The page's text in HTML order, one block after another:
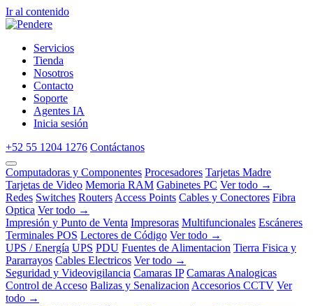
Ir al contenido
Servicios
Tienda
Nosotros
Contacto
Soporte
Agentes IA
Inicia sesión
+52 55 1204 1276 Contáctanos
Computadoras y Componentes Procesadores Tarjetas Madre
Tarjetas de Video Memoria RAM Gabinetes PC Ver todo →
Redes Switches Routers Access Points Cables y Conectores Fibra
Optica Ver todo →
Impresión y Punto de Venta Impresoras Multifuncionales Escáneres
Terminales POS Lectores de Código Ver todo →
UPS / Energía UPS PDU Fuentes de Alimentacion Tierra Fisica y
Pararrayos Cables Electricos Ver todo →
Seguridad y Videovigilancia Camaras IP Camaras Analogicas
Control de Acceso Balizas y Senalizacion Accesorios CCTV Ver
todo →